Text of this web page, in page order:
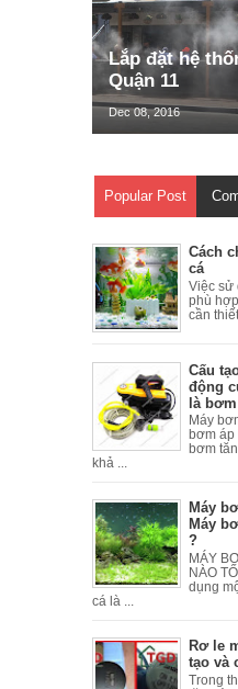
Lắp đặt hệ
Quận 11
Dec 08, 2016
Popular Post
Cách
cá
Việc sử
phù
cần
Cấu
động
là
Máy
bơm
bơm
khả ...
Máy
Máy
?
MÁY
NÀO
dụng
cá là ...
Rơ le
tạo và
Trong